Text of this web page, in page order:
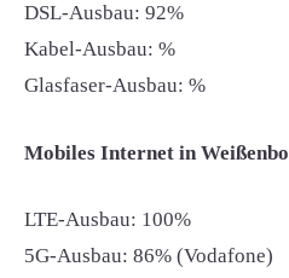
DSL-Ausbau: 92%
Kabel-Ausbau: %
Glasfaser-Ausbau: %
Mobiles Internet in
LTE-Ausbau: 100%
5G-Ausbau: 86% (Vodafone)